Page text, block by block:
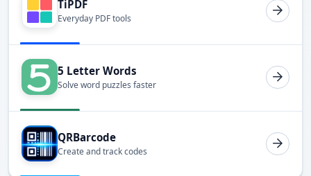
TiPDF
Everyday PDF tools
5 Letter Words
Solve word puzzles faster
QRBarcode
Create and track codes